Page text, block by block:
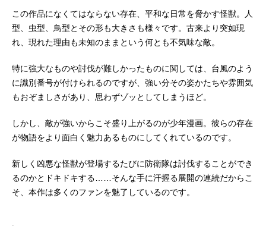
この作品になくてはならない存在、平和な日常を脅かす怪獣。人
型、虫型、鳥型とその形も大きさも様々です。古来より突如現
れ、現れた理由も未知のままという何とも不気味な敵。
特に強大なものや討伐が難しかったものに関しては、台風のよう
に識別番号が付けられるのですが、強い分その姿かたちや雰囲気
もおぞましさがあり、思わずゾッとしてしまうほど。
しかし、敵が強いからこそ盛り上がるのが少年漫画。彼らの存在
が物語をより面白く魅力あるものにしてくれているのです。
新しく凶悪な怪獣が登場するたびに防衛隊は討伐することができ
るのかとドキドキする……そんな手に汗握る展開の連続だからこ
そ、本作は多くのファンを魅了しているのです。